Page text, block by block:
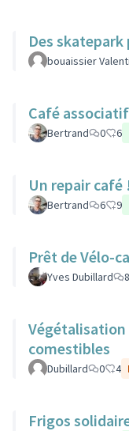
Des
bouaissier
Café
Bertrand 0 6
Un repair café
Bertrand 6 9
Prêt de Vélo-
Yves Dubillard 8
comestibles
Dubillard 0 4
Frigos